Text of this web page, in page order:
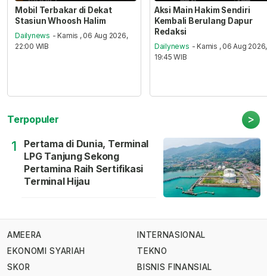
Mobil Terbakar di Dekat
Stasiun Whoosh Halim
Dailynews - Kamis , 06 Aug 2026,
22:00 WIB
Aksi Main Hakim Sendiri
Kembali Berulang Dapur
Redaksi
Dailynews - Kamis , 06 Aug 2026,
19:45 WIB
Terpopuler >
1
Pertama di Dunia, Terminal
LPG Tanjung Sekong
Pertamina Raih Sertifikasi
Terminal Hijau
AMEERA
EKONOMI SYARIAH
SKOR
INTERNASIONAL
TEKNO
BISNIS FINANSIAL